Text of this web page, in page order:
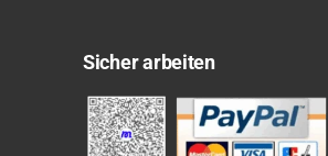
Sicher arbeiten